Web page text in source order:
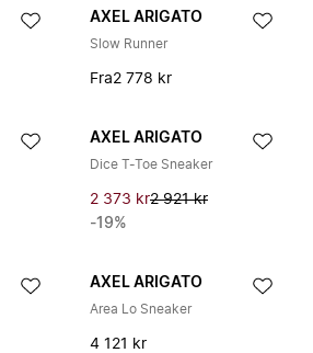
AXEL ARIGATO
Slow Runner
Fra2 778 kr
AXEL ARIGATO
Dice T-Toe Sneaker
2 373 kr2 921 kr
-19%
AXEL ARIGATO
Area Lo Sneaker
4 121 kr